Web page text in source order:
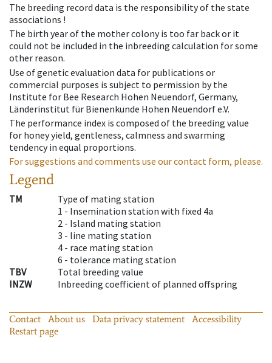
The breeding record data is the responsibility of the state
associations !
The birth year of the mother colony is too far back or it
could not be included in the inbreeding calculation for some
other reason.
Use of genetic evaluation data for publications or
commercial purposes is subject to permission by the
Institute for Bee Research Hohen Neuendorf, Germany,
Länderinstitut für Bienenkunde Hohen Neuendorf e.V.
The performance index is composed of the breeding value
for honey yield, gentleness, calmness and swarming
tendency in equal proportions.
For suggestions and comments use our contact form, please.
Legend
TM
Type of mating station
1 - Insemination station with fixed 4a
2 - Island mating station
3 - line mating station
4 - race mating station
6 - tolerance mating station
TBV
Total breeding value
INZW
Inbreeding coefficient of planned offspring
Contact About us Data privacy statement
Accessibility
Restart page